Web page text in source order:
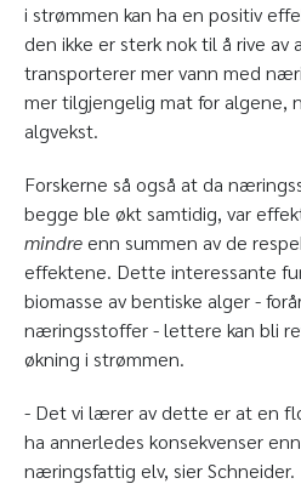
i strømmen kan ha en positiv
den ikke er sterk nok til å rive av
transporterer mer vann med
mer tilgjengelig mat for algene,
algvekst.
Forskerne så også at da
begge ble økt samtidig, var
mindre enn summen av de
effektene. Dette interessante
biomasse av bentiske alger -
næringsstoffer - lettere kan bli
økning i strømmen.
- Det vi lærer av dette er at en
ha annerledes konsekvenser
næringsfattig elv, sier Schneider.